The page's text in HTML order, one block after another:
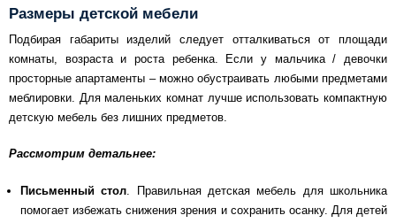
Размеры детской мебели
Подбирая габариты изделий следует отталкиваться от площади
комнаты, возраста и роста ребенка. Если у мальчика / девочки
просторные апартаменты – можно обустраивать любыми предметами
меблировки. Для маленьких комнат лучше использовать компактную
детскую мебель без лишних предметов.
Рассмотрим детальнее:
Письменный стол . Правильная детская мебель для школьника
помогает избежать снижения зрения и сохранить осанку. Для детей